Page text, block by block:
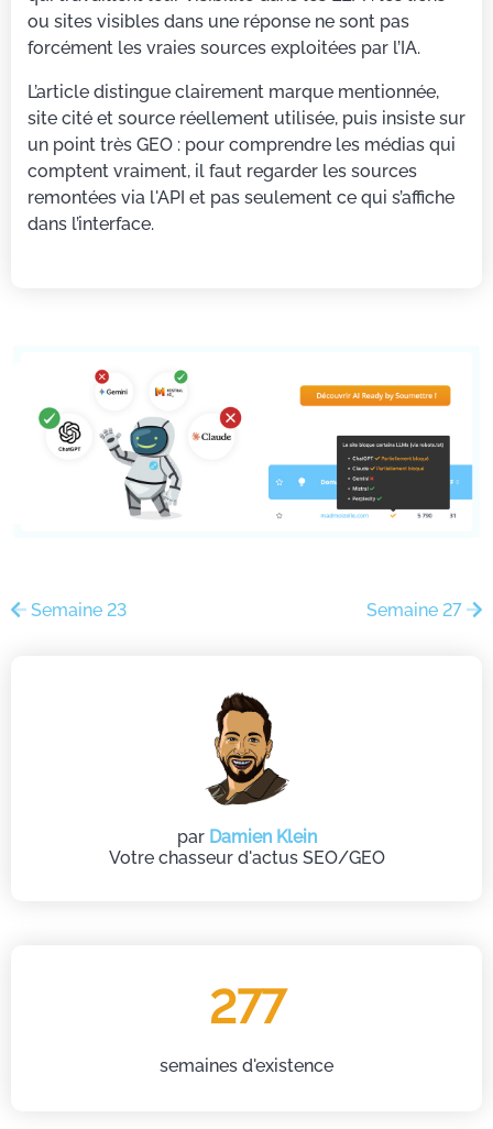
ou sites visibles dans une réponse ne sont pas
forcément les vraies sources exploitées par l’IA.
L’article distingue clairement marque mentionnée,
site cité et source réellement utilisée, puis insiste sur
un point très GEO : pour comprendre les médias qui
comptent vraiment, il faut regarder les sources
remontées via l'API et pas seulement ce qui s’affiche
dans l’interface.
Semaine 23 Semaine 27
par Damien Klein
Votre chasseur d'actus SEO/GEO
277
semaines d'existence